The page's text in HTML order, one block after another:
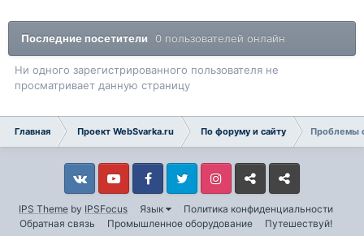
Последние посетители 0 пользователей онлайн
Ни одного зарегистрированного пользователя не
просматривает данную страницу
Главная Проект WebSvarka.ru По форуму и сайту Проблемы
IPS Theme by IPSFocus Язык
Политика конфиденциальности
Обратная связь
Промышленное оборудование Путешествуй!
VkontakteYouTube FacebookTwitter InstagramLivejournalOdnoklassniki